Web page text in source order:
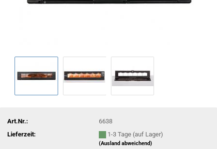
Art.Nr.:
6638
Lieferzeit:
1-3 Tage (auf Lager)
(Ausland abweichend)